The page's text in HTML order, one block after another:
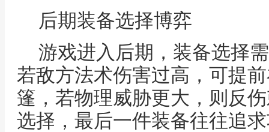
后期装备选择博弈
游戏进入后期，装备选择
若敌方法术伤害过高，可提
篷，若物理威胁更大，则反
选择，最后一件装备往往追